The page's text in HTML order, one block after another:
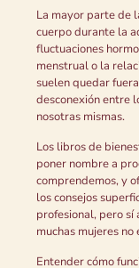
La mayor parte de
cuerpo durante la
fluctuaciones
menstrual o la
suelen quedar
desconexión entre
nosotras mismas.
Los libros de
poner nombre a
comprendemos, y
los consejos
profesional, pero sí
muchas mujeres
Entender cómo